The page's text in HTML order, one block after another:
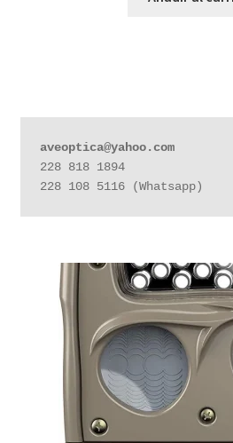
aveoptica@yahoo.com
228 818 1894
228 108 5116 (Whatsapp)